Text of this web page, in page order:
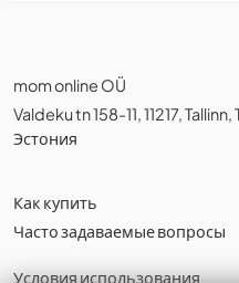
mom online OÜ
Valdeku tn 158-11, 11217,
Эстония
Как купить
Часто задаваемые вопросы
Условия использования